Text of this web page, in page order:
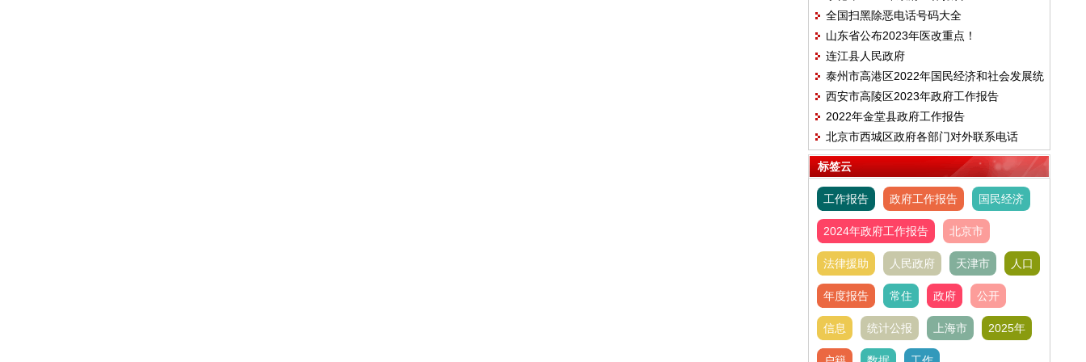
全国扫黑除恶电话号码大全
山东省公布2023年医改重点！
连江县人民政府
泰州市高港区2022年国民经济和社会发展统
计公报
西安市高陵区2023年政府工作报告
2022年金堂县政府工作报告
北京市西城区政府各部门对外联系电话
标签云
工作报告 政府工作报告 国民经济
2024年政府工作报告 北京市
法律援助 人民政府 天津市 人口
年度报告 常住 政府 公开
信息 统计公报 上海市 2025年